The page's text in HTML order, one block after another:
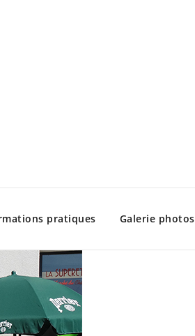
pratiques Galerie photos